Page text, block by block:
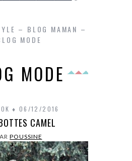
– BLOG MAMAN –
MODE
MODE
06/12/2016
CAMEL
POUSSINE